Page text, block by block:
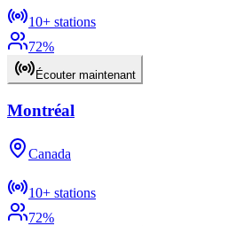
10+ stations
72%
Écouter maintenant
Montréal
Canada
10+ stations
72%